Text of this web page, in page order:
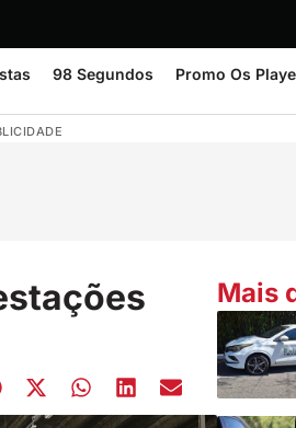
98 Segundos Promo Os
Mais